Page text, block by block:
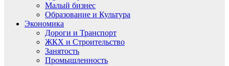
Малый бизнес
Образование и Культура
Экономика
Дороги и Транспорт
ЖКХ и Строительство
Занятость
Промышленность